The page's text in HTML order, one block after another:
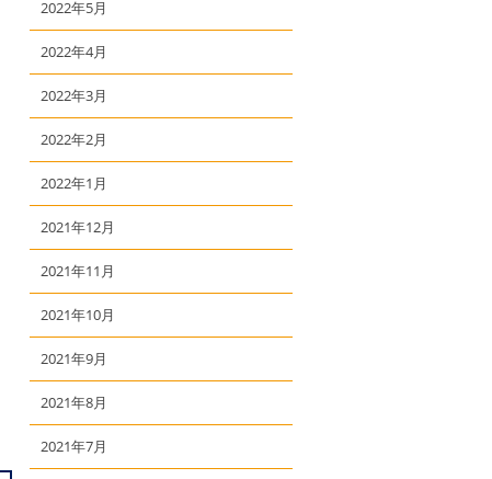
2022年5月
2022年4月
2022年3月
2022年2月
2022年1月
2021年12月
2021年11月
2021年10月
2021年9月
2021年8月
2021年7月